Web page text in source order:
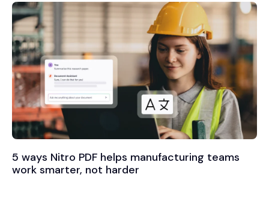
5 ways Nitro PDF helps manufacturing teams
work smarter, not harder